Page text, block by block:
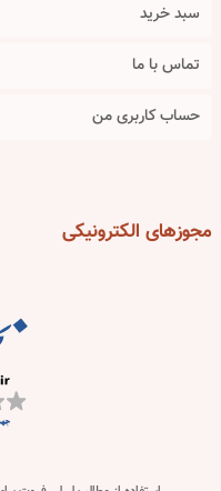
سبد خرید
تماس با ما
حساب کاربری من
مجوزهای الکترونیکی